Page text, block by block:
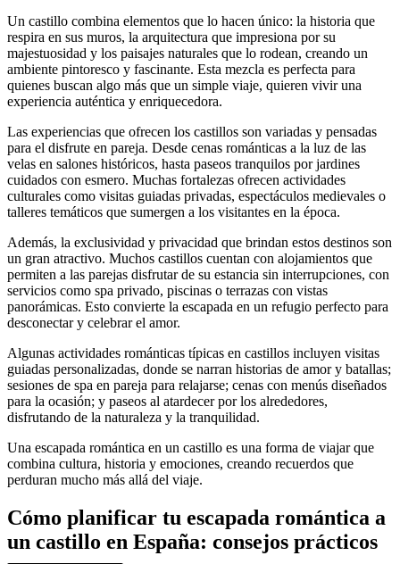
Un castillo combina elementos que lo hacen único: la historia que
respira en sus muros, la arquitectura que impresiona por su
majestuosidad y los paisajes naturales que lo rodean, creando un
ambiente pintoresco y fascinante. Esta mezcla es perfecta para
quienes buscan algo más que un simple viaje, quieren vivir una
experiencia auténtica y enriquecedora.
Las experiencias que ofrecen los castillos son variadas y pensadas
para el disfrute en pareja. Desde cenas románticas a la luz de las
velas en salones históricos, hasta paseos tranquilos por jardines
cuidados con esmero. Muchas fortalezas ofrecen actividades
culturales como visitas guiadas privadas, espectáculos medievales o
talleres temáticos que sumergen a los visitantes en la época.
Además, la exclusividad y privacidad que brindan estos destinos son
un gran atractivo. Muchos castillos cuentan con alojamientos que
permiten a las parejas disfrutar de su estancia sin interrupciones, con
servicios como spa privado, piscinas o terrazas con vistas
panorámicas. Esto convierte la escapada en un refugio perfecto para
desconectar y celebrar el amor.
Algunas actividades románticas típicas en castillos incluyen visitas
guiadas personalizadas, donde se narran historias de amor y batallas;
sesiones de spa en pareja para relajarse; cenas con menús diseñados
para la ocasión; y paseos al atardecer por los alrededores,
disfrutando de la naturaleza y la tranquilidad.
Una escapada romántica en un castillo es una forma de viajar que
combina cultura, historia y emociones, creando recuerdos que
perduran mucho más allá del viaje.
Cómo planificar tu escapada romántica a
un castillo en España: consejos prácticos